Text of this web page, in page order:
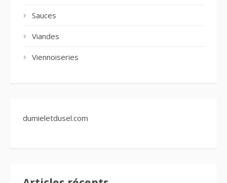
Sauces
Viandes
Viennoiseries
dumieletdusel.com